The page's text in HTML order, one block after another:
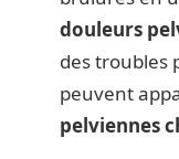
douleurs
des troubles
peuvent
pelviennes